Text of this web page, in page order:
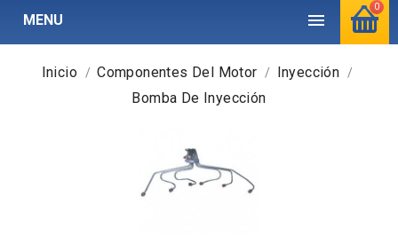
0

MENU
Inicio Componentes Del Motor
Inyección
Bomba De Inyección